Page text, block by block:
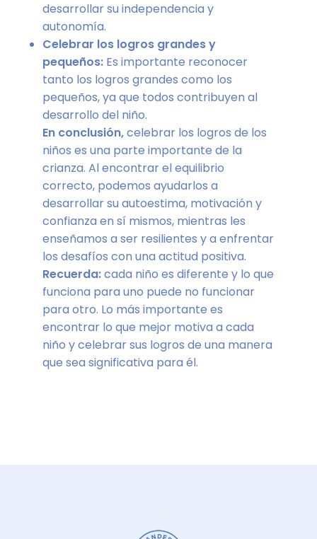
desarrollar su independencia y
autonomía.
Celebrar los logros grandes y
pequeños: Es importante reconocer
tanto los logros grandes como los
pequeños, ya que todos contribuyen al
desarrollo del niño.
En conclusión,celebrar los logros de los
niños es una parte importante de la
crianza. Al encontrar el equilibrio
correcto, podemos ayudarlos a
desarrollar su autoestima, motivación y
confianza en sí mismos, mientras les
enseñamos a ser resilientes y a enfrentar
los desafíos con una actitud positiva.
Recuerda:cada niño es diferente y lo que
funciona para uno puede no funcionar
para otro. Lo más importante es
encontrar lo que mejor motiva a cada
niño y celebrar sus logros de una manera
que sea significativa para él.